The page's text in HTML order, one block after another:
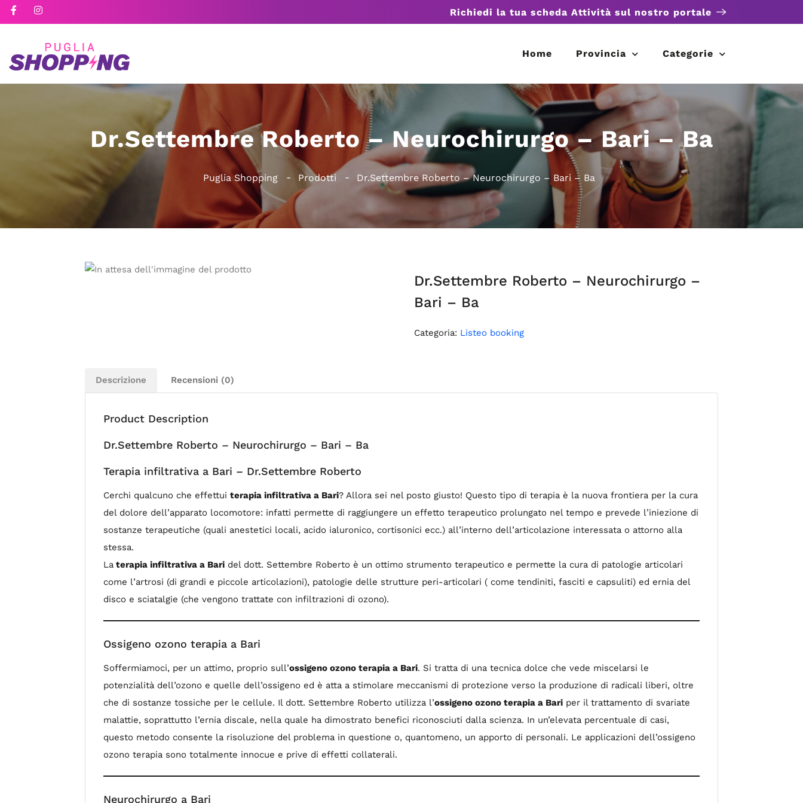
Richiedi la tua scheda Attività sul nostro portale
Home Provincia Categorie
Dr.Settembre Roberto – Neurochirurgo – Bari – Ba
Puglia Shopping Prodotti Dr.Settembre Roberto – Neurochirurgo – Bari – Ba
Dr.Settembre Roberto – Neurochirurgo –
Bari – Ba
Categoria: Listeo booking
Descrizione Recensioni (0)
Product Description
Dr.Settembre Roberto – Neurochirurgo – Bari – Ba
Terapia infiltrativa a Bari – Dr.Settembre Roberto
Cerchi qualcuno che effettui terapia infiltrativa a Bari? Allora sei nel posto giusto! Questo tipo di terapia è la nuova frontiera per la cura
del dolore dell’apparato locomotore: infatti permette di raggiungere un effetto terapeutico prolungato nel tempo e prevede l’iniezione di
sostanze terapeutiche (quali anestetici locali, acido ialuronico, cortisonici ecc.) all’interno dell’articolazione interessata o attorno alla
stessa.
La terapia infiltrativa a Bari del dott. Settembre Roberto è un ottimo strumento terapeutico e permette la cura di patologie articolari
come l’artrosi (di grandi e piccole articolazioni), patologie delle strutture peri-articolari ( come tendiniti, fasciti e capsuliti) ed ernia del
disco e sciatalgie (che vengono trattate con infiltrazioni di ozono).
Ossigeno ozono terapia a Bari
Soffermiamoci, per un attimo, proprio sull’ossigeno ozono terapia a Bari. Si tratta di una tecnica dolce che vede miscelarsi le
potenzialità dell’ozono e quelle dell’ossigeno ed è atta a stimolare meccanismi di protezione verso la produzione di radicali liberi, oltre
che di sostanze tossiche per le cellule. Il dott. Settembre Roberto utilizza l’ossigeno ozono terapia a Bari per il trattamento di svariate
malattie, soprattutto l’ernia discale, nella quale ha dimostrato benefici riconosciuti dalla scienza. In un’elevata percentuale di casi,
questo metodo consente la risoluzione del problema in questione o, quantomeno, un apporto di personali. Le applicazioni dell’ossigeno
ozono terapia sono totalmente innocue e prive di effetti collaterali.
Neurochirurgo a Bari